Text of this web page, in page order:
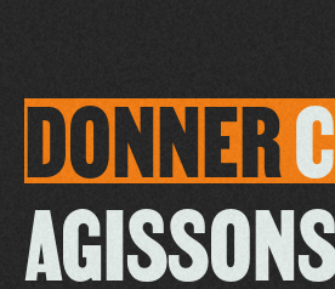
DONNER